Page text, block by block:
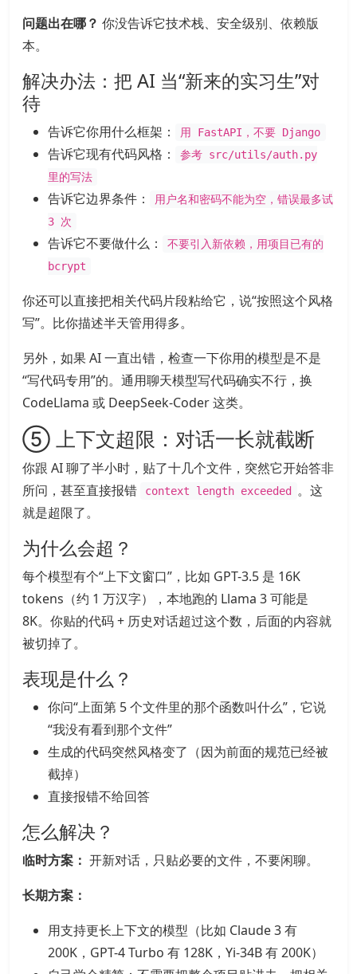
问题出在哪？ 你没告诉它技术栈、安全级别、依赖版
本。
解决办法：把 AI 当“新来的实习生”对
待
告诉它你用什么框架： 用 FastAPI，不要 Django
告诉它现有代码风格：
参考 src/utils/auth.py
里的写法
告诉它边界条件：
用户名和密码不能为空，错误最多试
3 次
告诉它不要做什么：
不要引入新依赖，用项目已有的
bcrypt
你还可以直接把相关代码片段粘给它，说“按照这个风格
写”。比你描述半天管用得多。
另外，如果 AI 一直出错，检查一下你用的模型是不是
“写代码专用”的。通用聊天模型写代码确实不行，换
CodeLlama 或 DeepSeek-Coder 这类。
⑤ 上下文超限：对话一长就截断
你跟 AI 聊了半小时，贴了十几个文件，突然它开始答非
所问，甚至直接报错
context length exceeded
。这
就是超限了。
为什么会超？
每个模型有个“上下文窗口”，比如 GPT-3.5 是 16K
tokens（约 1 万汉字），本地跑的 Llama 3 可能是
8K。你贴的代码 + 历史对话超过这个数，后面的内容就
被切掉了。
表现是什么？
你问“上面第 5 个文件里的那个函数叫什么”，它说
“我没有看到那个文件”
生成的代码突然风格变了（因为前面的规范已经被
截掉）
直接报错不给回答
怎么解决？
临时方案： 开新对话，只贴必要的文件，不要闲聊。
长期方案：
用支持更长上下文的模型（比如 Claude 3 有
200K，GPT-4 Turbo 有 128K，Yi-34B 有 200K）